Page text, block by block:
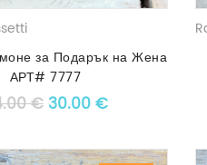
за Подарък на Жена
АРТ# 7777
€ Original price was:
30.00€Текущата